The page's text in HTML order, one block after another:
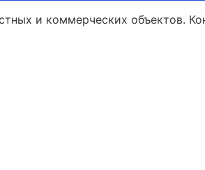
и коммерческих объектов.